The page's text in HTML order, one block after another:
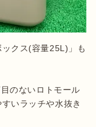
クス(容量25L)」も
のないロトモール
いラッチや水抜き